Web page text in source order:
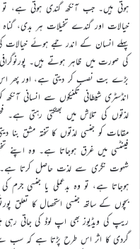
ہوتی ہیں۔ جب آنکھ گندی ہوتی ہے،
خیالات اور گندے تخیلات ہر بدی،
پہلے انسان کے اندر جمے ہوئے خیالات
کی صورت میں ظاہر ہوتے ہیں۔
بڑے بت نصب کر دیتی ہے، اور پھر اس
انڈسٹری شیطانی تکنیکوں سے انسانی
لذتوں کی تلاش میں بھٹکتی رہتی ہے۔
مقامات کو جنسی لذتوں کا تختہ مشق بنا
فینٹسی میں غرق ہوجاتا ہے۔ وہ اپنے
شہوت نگری سے لذت حاصل کرتا ہے۔
ہوجاتا ہے، تو وہ بدعملی یا جنسی
بچوں کے ساتھ جنسی استحصال کا تعلق
ریپ کی ویڈیوز بھی اپ لوڈ کی جاتی رہی
گردی کا اثر اس طرح پڑتا ہے کہ سب سے